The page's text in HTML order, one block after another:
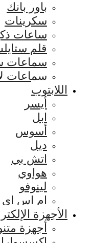
باور بانك
سكرينات
ساعات
قلم
سماعات
سماعات
اللابتوب
أيسر
ابل
أسوس
ديل
اتش بي
هواوي
لينوفو
ام اس اي
الأجهزة
أجهزة